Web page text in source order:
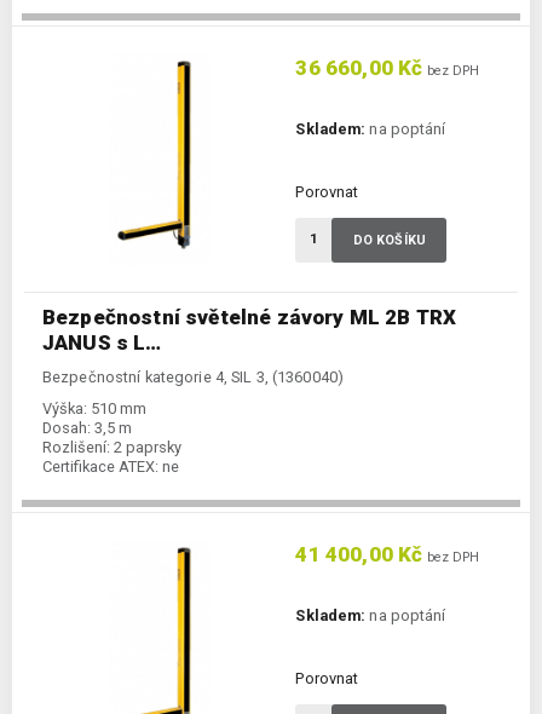
Bezpečnostní světelné závory ML 2B TRX
JANUS s L…
Bezpečnostní kategorie 4, SIL 3, (1360040)
Výška: 510 mm
Dosah: 3,5 m
Rozlišení: 2 paprsky
Certifikace ATEX: ne
36 660,00 Kč bez DPH
Skladem: na poptání
Porovnat
DO KOŠÍKU
41 400,00 Kč bez DPH
Skladem: na poptání
Porovnat